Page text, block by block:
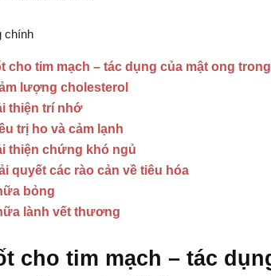
chính
cho tim mạch – tác dụng của mật ong
lượng cholesterol
thiện trí nhớ
trị ho và cảm lạnh
thiện chứng khó ngủ
quyết các rào cản về tiêu hóa
bỏng
lành vết thương
cho tim mạch – tác